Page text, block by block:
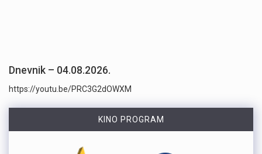
Dnevnik – 04.08.2026.
https://youtu.be/PRC3G2dOWXM
KINO PROGRAM